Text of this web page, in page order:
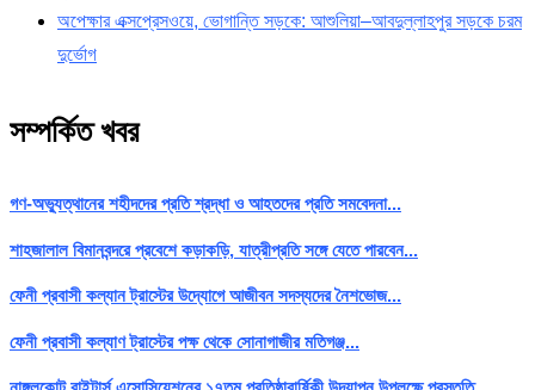
অপেক্ষার এক্সপ্রেসওয়ে, ভোগান্তি সড়কে: আশুলিয়া–আবদুল্লাহপুর সড়কে চরম
দুর্ভোগ
সম্পর্কিত খবর
গণ-অভ্যুত্থানের শহীদদের প্রতি শ্রদ্ধা ও আহতদের প্রতি সমবেদনা...
শাহজালাল বিমানবন্দরে প্রবেশে কড়াকড়ি, যাত্রীপ্রতি সঙ্গে যেতে পারবেন...
ফেনী প্রবাসী কল্যান ট্রাস্টের উদ্যোগে আজীবন সদস্যদের নৈশভোজ...
ফেনী প্রবাসী কল্যাণ ট্রাস্টের পক্ষ থেকে সোনাগাজীর মতিগঞ্জ...